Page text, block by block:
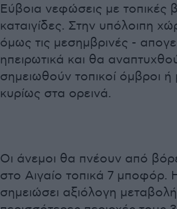
Εύβοια νεφώσεις με τοπικές
καταιγίδες. Στην υπόλοιπη
όμως τις μεσημβρινές -
ηπειρωτικά και θα
σημειωθούν τοπικοί όμβροι
κυρίως στα ορεινά.
Οι άνεμοι θα πνέουν από
στο Αιγαίο τοπικά 7
σημειώσει αξιόλογη